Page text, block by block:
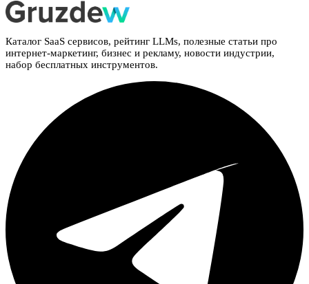
Каталог SaaS сервисов, рейтинг LLMs, полезные статьи про
интернет-маркетинг, бизнес и рекламу, новости индустрии,
набор бесплатных инструментов.